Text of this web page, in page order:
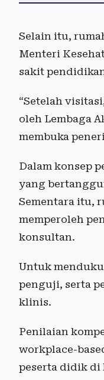
Selain itu,
Menteri
sakit
“Setelah
oleh Lembaga
membuka
Dalam konsep
yang
Sementara itu,
memperoleh
konsultan.
Untuk
penguji, serta
klinis.
Penilaian
workplace-
peserta didik di